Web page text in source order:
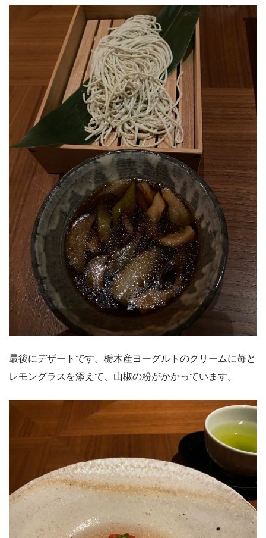
最後にデザートです。栃木産ヨーグルトのクリームに苺と
レモングラスを添えて、山椒の粉がかかっています。